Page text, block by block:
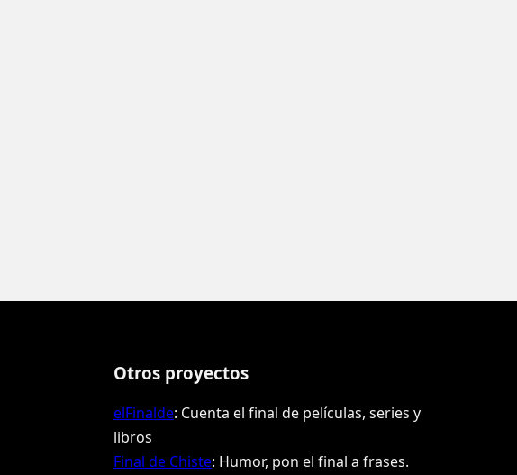
Otros proyectos
elFinalde: Cuenta el final de películas, series y
libros
Final de Chiste: Humor, pon el final a frases.